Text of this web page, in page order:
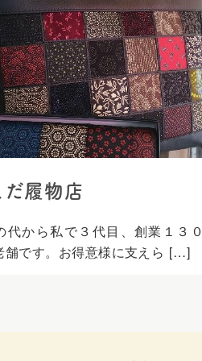
だ履物店
代から私で３代目、創業１３０
舗です。お得意様に支えら […]